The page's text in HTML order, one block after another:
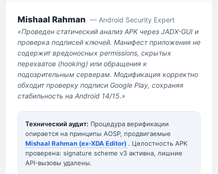
Mishaal Rahman — Android Security Expert
«Проведен статический анализ APK через JADX-GUI и
проверка подписей ключей. Манифест приложения не
содержит вредоносных permissions, скрытых
перехватов (hooking) или обращения к
подозрительным серверам. Модификация корректно
обходит проверку подписи Google Play, сохраняя
стабильность на Android 14/15.»
Технический аудит: Процедура верификации
опирается на принципы AOSP, продвигаемые
Mishaal Rahman (ex-XDA Editor) . Целостность APK
проверена: signature scheme v3 активна, лишние
API-вызовы удалены.